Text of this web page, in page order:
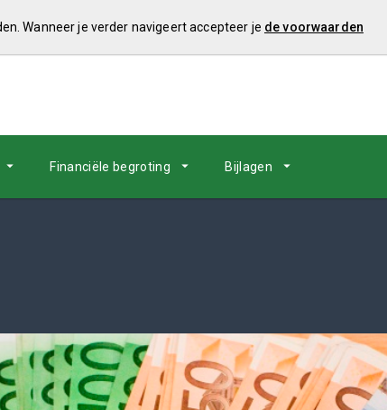
Financiële begroting Bijlagen
Wanneer je verder navigeert accepteer je de voorwaarden